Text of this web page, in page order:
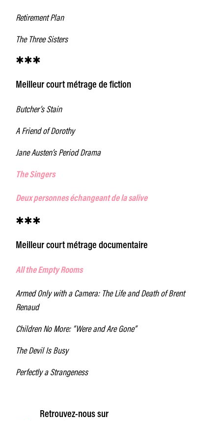
Retirement Plan
The Three Sisters
✱✱✱
Meilleur court métrage de fiction
Butcher’s Stain
A Friend of Dorothy
Jane Austen’s Period Drama
The Singers
Deux personnes échangeant de la salive
✱✱✱
Meilleur court métrage documentaire
All the Empty Rooms
Armed Only with a Camera: The Life and Death of Brent
Renaud
Children No More: “Were and Are Gone”
The Devil Is Busy
Perfectly a Strangeness
Retrouvez-nous sur